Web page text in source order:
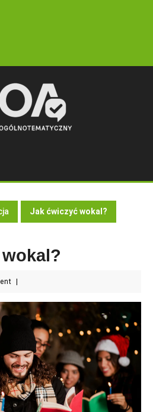
Jak ćwiczyć wokal?